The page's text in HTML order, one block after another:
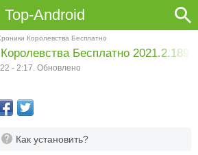
Top-Android
Королевства Бесплатно
Как установить?
Бесплатно 2021.2.189
- 2:17. Обновлено